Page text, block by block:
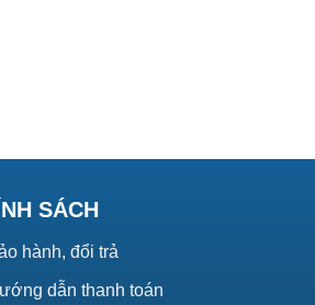
SÁCH
hành, đổi trả
dẫn thanh toán